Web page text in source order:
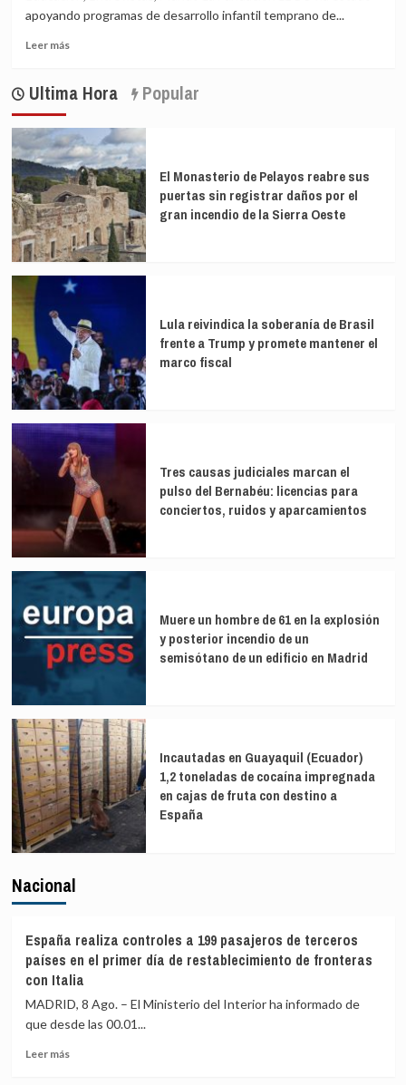
campaña
el
apoyando programas de desarrollo infantil temprano de...
Leer másLeer
“Hay
necesidad
urgente
de
repensar
la
educación”
Ultima Hora Popular
El Monasterio de Pelayos reabre sus
puertas sin registrar daños por el
gran incendio de la Sierra Oeste
Lula reivindica la soberanía de Brasil
frente a Trump y promete mantener el
marco fiscal
Tres causas judiciales marcan el
pulso del Bernabéu: licencias para
conciertos, ruidos y aparcamientos
Muere un hombre de 61 en la explosión
y posterior incendio de un
semisótano de un edificio en Madrid
Incautadas en Guayaquil (Ecuador)
1,2 toneladas de cocaína impregnada
en cajas de fruta con destino a
España
Nacional
España realiza controles a 199 pasajeros de terceros
países en el primer día de restablecimiento de fronteras
con Italia
MADRID, 8 Ago. – El Ministerio del Interior ha informado de
que desde las 00.01...
Leer másLeer